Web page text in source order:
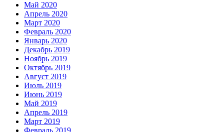
Май 2020
Апрель 2020
Март 2020
Февраль 2020
Январь 2020
Декабрь 2019
Ноябрь 2019
Октябрь 2019
Август 2019
Июль 2019
Июнь 2019
Май 2019
Апрель 2019
Март 2019